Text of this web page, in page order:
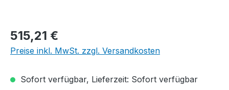
Regulärer Preis:
515,21 €
Preise inkl. MwSt. zzgl. Versandkosten
Sofort verfügbar, Lieferzeit: Sofort verfügbar